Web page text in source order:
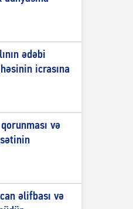
ədəbi
icrasına
və
əlifbası və